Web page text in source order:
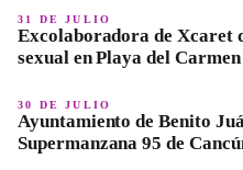
31 DE JULIO
Excolaboradora de Xcaret
sexual en Playa del Carmen
30 DE JULIO
Ayuntamiento de Benito
Supermanzana 95 de